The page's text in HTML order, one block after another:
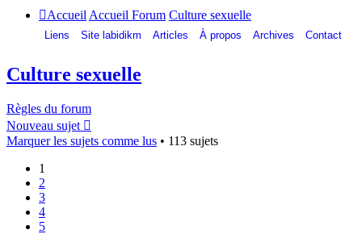
Accueil Accueil Forum Culture sexuelle
Liens Site labidikm Articles À propos Archives Contact
Culture sexuelle
Règles du forum
Nouveau sujet
Marquer les sujets comme lus • 113 sujets
1
2
3
4
5